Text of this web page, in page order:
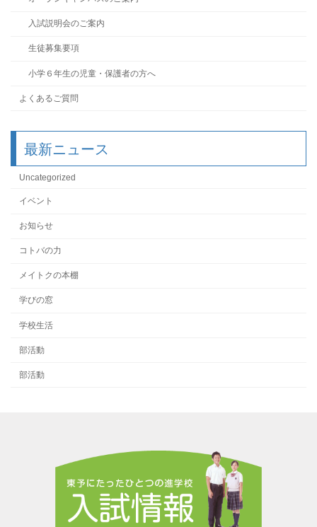
入試説明会のご案内
生徒募集要項
小学６年生の児童・保護者の方へ
よくあるご質問
最新ニュース
Uncategorized
イベント
お知らせ
コトバの力
メイトクの本棚
学びの窓
学校生活
部活動
部活動